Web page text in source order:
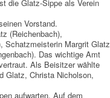
die Glatz-Sippe als Verein
Vorstand.
(Reichenbach),
Schatzmeisterin Margrit Glatz
Das wichtige Amt
Als Beisitzer wählte
Glatz, Christa Nicholson,
aufwarten. Auf dem